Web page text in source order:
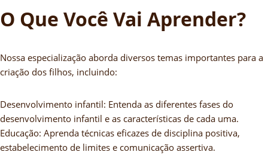
O Que Você Vai Aprender?
Nossa especialização aborda diversos temas importantes para a
criação dos filhos, incluindo:
Desenvolvimento infantil: Entenda as diferentes fases do
desenvolvimento infantil e as características de cada uma.
Educação: Aprenda técnicas eficazes de disciplina positiva,
estabelecimento de limites e comunicação assertiva.